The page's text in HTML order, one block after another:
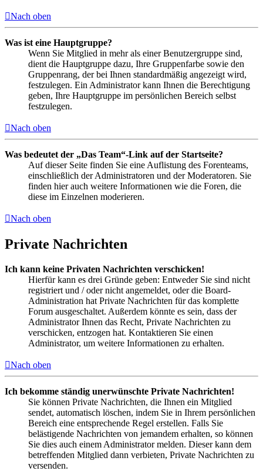
Nach oben
Was ist eine Hauptgruppe?
Wenn Sie Mitglied in mehr als einer Benutzergruppe sind,
dient die Hauptgruppe dazu, Ihre Gruppenfarbe sowie den
Gruppenrang, der bei Ihnen standardmäßig angezeigt wird,
festzulegen. Ein Administrator kann Ihnen die Berechtigung
geben, Ihre Hauptgruppe im persönlichen Bereich selbst
festzulegen.
Nach oben
Was bedeutet der „Das Team“-Link auf der Startseite?
Auf dieser Seite finden Sie eine Auflistung des Forenteams,
einschließlich der Administratoren und der Moderatoren. Sie
finden hier auch weitere Informationen wie die Foren, die
diese im Einzelnen moderieren.
Nach oben
Private Nachrichten
Ich kann keine Privaten Nachrichten verschicken!
Hierfür kann es drei Gründe geben: Entweder Sie sind nicht
registriert und / oder nicht angemeldet, oder die Board-
Administration hat Private Nachrichten für das komplette
Forum ausgeschaltet. Außerdem könnte es sein, dass der
Administrator Ihnen das Recht, Private Nachrichten zu
verschicken, entzogen hat. Kontaktieren Sie einen
Administrator, um weitere Informationen zu erhalten.
Nach oben
Ich bekomme ständig unerwünschte Private Nachrichten!
Sie können Private Nachrichten, die Ihnen ein Mitglied
sendet, automatisch löschen, indem Sie in Ihrem persönlichen
Bereich eine entsprechende Regel erstellen. Falls Sie
belästigende Nachrichten von jemandem erhalten, so können
Sie dies auch einem Administrator melden. Dieser kann dem
betreffenden Mitglied dann verbieten, Private Nachrichten zu
versenden.